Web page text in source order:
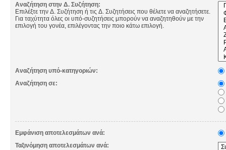
Αναζήτηση στην Δ. Συζήτηση:
Επιλέξτε την Δ. Συζήτηση ή τις Δ. Συζητήσεις που θέλετε να αναζητήσετε.
Για ταχύτητα όλες οι υπό-συζητήσεις μπορούν να αναζητηθούν με την
επιλογή του γονέα, επιλέγοντας την ποιο κάτω επιλογή.
Αναζήτηση υπό-κατηγοριών:
Αναζήτηση σε:
Εμφάνιση αποτελεσμάτων ανά:
Ταξινόμηση αποτελεσμάτων ανά: